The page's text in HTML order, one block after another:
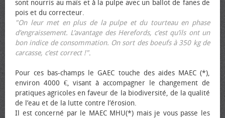
sont nourris au maïs et à la pulpe avec un ballot de fanes de
pois et du correcteur.
"On leur met en plus de la pulpe et du tourteau en phase
d’engraissement. L’avantage des Herefords, c’est qu’ils ont un
bon indice de consommation. On sort des bœufs à 350 kg de
carcasse, c’est correct !".
Pour ces bas-champs le GAEC touche des aides MAEC (*),
environ 4000 €, visant à accompagner le changement de
pratiques agricoles en faveur de la biodiversité, de la qualité
de l’eau et de la lutte contre l’érosion.
Il est concerné par le MAEC MHU(*) mais je vous passe les